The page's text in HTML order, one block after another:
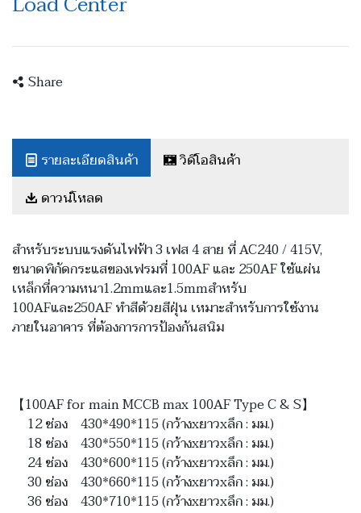
Share
รายละเอียดสินค้า
วิดีโอสินค้า
ดาวน์โหลด
สำหรับระบบแรงดันไฟฟ้า 3 เฟส 4 สาย ที่ AC240 / 415V,
ขนาดพิกัดกระแสของเฟรมที่ 100AF และ 250AF ใช้แผ่น
เหล็กที่ความหนา1.2mmและ1.5mmสำหรับ
100AFและ250AF ทำสีด้วยสีฝุ่น เหมาะสำหรับการใช้งาน
ภายในอาคาร ที่ต้องการการป้องกันสนิม
【100AF for main MCCB max 100AF Type C & S】
12 ช่อง 430*490*115 (กว้างxยาวxลึก : มม.)
18 ช่อง 430*550*115 (กว้างxยาวxลึก : มม.)
24 ช่อง 430*600*115 (กว้างxยาวxลึก : มม.)
30 ช่อง 430*660*115 (กว้างxยาวxลึก : มม.)
36 ช่อง 430*710*115 (กว้างxยาวxลึก : มม.)